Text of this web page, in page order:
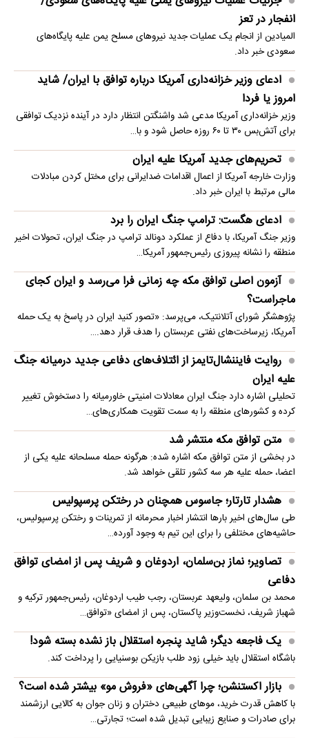
انفجار در تعز
المیادین از انجام یک عملیات جدید نیروهای مسلح یمن علیه پایگاه‌های
سعودی خبر داد.
ادعای وزیر خزانه‌داری آمریکا درباره توافق با ایران/ شاید
امروز یا فردا
وزیر خزانه‌داری آمریکا مدعی شد واشنگتن انتظار دارد در آینده نزدیک توافقی
برای آتش‌بس ۳۰ تا ۶۰ روزه حاصل شود و با…
تحریم‌های جدید آمریکا علیه ایران
وزارت خارجه آمریکا از اعمال اقدامات ضدایرانی برای مختل کردن مبادلات
مالی مرتبط با ایران خبر داد.
ادعای هگست: ترامپ جنگ ایران را برد
وزیر جنگ آمریکا، با دفاع از عملکرد دونالد ترامپ در جنگ ایران، تحولات اخیر
منطقه را نشانه پیروزی رئیس‌جمهور آمریکا…
آزمون اصلی توافق مکه چه زمانی فرا می‌رسد و ایران کجای
ماجراست؟
پژوهشگر شورای آتلانتیک، می‌پرسد: «تصور کنید ایران در پاسخ به یک حمله
آمریکا، زیرساخت‌های نفتی عربستان را هدف قرار دهد.…
روایت فایننشال‌تایمز از ائتلاف‌های دفاعی جدید درمیانه جنگ
علیه ایران
تحلیلی اشاره دارد جنگ ایران معادلات امنیتی خاورمیانه را دستخوش تغییر
کرده و کشورهای منطقه را به سمت تقویت همکاری‌های…
متن توافق مکه منتشر شد
در بخشی از متن توافق مکه اشاره شده: هرگونه حمله مسلحانه علیه یکی از
اعضا، حمله علیه هر سه کشور تلقی خواهد شد.
هشدار تارتار؛ جاسوس همچنان در رختکن پرسپولیس
طی سال‌های اخیر بارها انتشار اخبار محرمانه از تمرینات و رختکن پرسپولیس،
حاشیه‌های مختلفی را برای این تیم به وجود آورده…
تصاویر؛ نماز بن‌سلمان، اردوغان و شریف پس از امضای توافق
دفاعی
محمد بن سلمان، ولیعهد عربستان، رجب طیب اردوغان، رئیس‌جمهور ترکیه و
شهباز شریف، نخست‌وزیر پاکستان، پس از امضای «توافق…
یک فاجعه دیگر؛ شاید پنجره استقلال باز نشده بسته شود!
باشگاه استقلال باید خیلی زود طلب بازیکن بوسنیایی را پرداخت کند.
بازار اکستنشن؛ چرا آگهی‌های «فروش مو» بیشتر شده است؟
با کاهش قدرت خرید، موهای طبیعی دختران و زنان جوان به کالایی ارزشمند
برای صادرات و صنایع زیبایی تبدیل شده است؛ تجارتی…